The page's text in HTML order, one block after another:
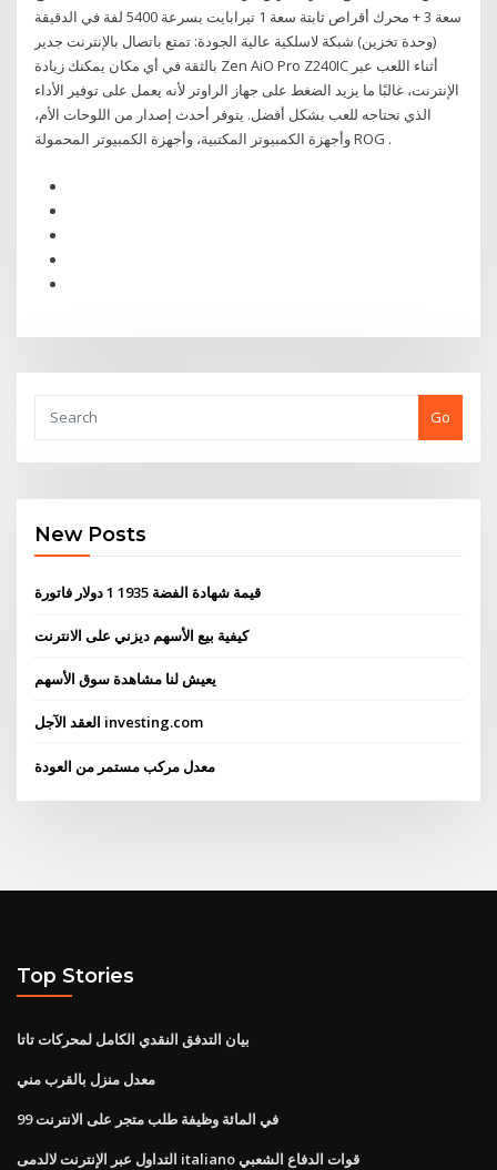
سعة 3 + محرك أقراص ثابتة سعة 1 تيرابايت بسرعة 5400 لفة في الدقيقة
(وحدة تخزين) شبكة لاسلكية عالية الجودة: تمتع باتصال بالإنترنت جدير
بالثقة في أي مكان يمكنك زيادة Zen AiO Pro Z240IC أثناء اللعب عبر
الإنترنت، غالبًا ما يزيد الضغط على جهاز الراوتر لأنه يعمل على توفير الأداء
الذي تحتاجه للعب بشكل أفضل. يتوفر أحدث إصدار من اللوحات الأم،
وأجهزة الكمبيوتر المكتبية، وأجهزة الكمبيوتر المحمولة ROG .
Go
New Posts
قيمة شهادة الفضة 1935 1 دولار فاتورة
كيفية بيع الأسهم ديزني على الانترنت
يعيش لنا مشاهدة سوق الأسهم
العقد الآجل investing.com
معدل مركب مستمر من العودة
Top Stories
بيان التدفق النقدي الكامل لمحركات تاتا
معدل منزل بالقرب مني
99 في المائة وظيفة طلب متجر على الانترنت
التداول عبر الإنترنت لالدمى italiano قوات الدفاع الشعبي